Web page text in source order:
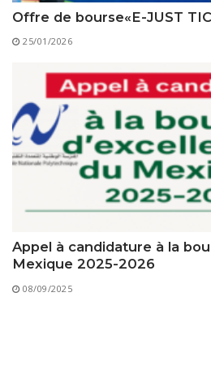
Offre de bourse«E-JUST
25/01/2026
Appel à candidature à la
Mexique 2025-2026
08/09/2025